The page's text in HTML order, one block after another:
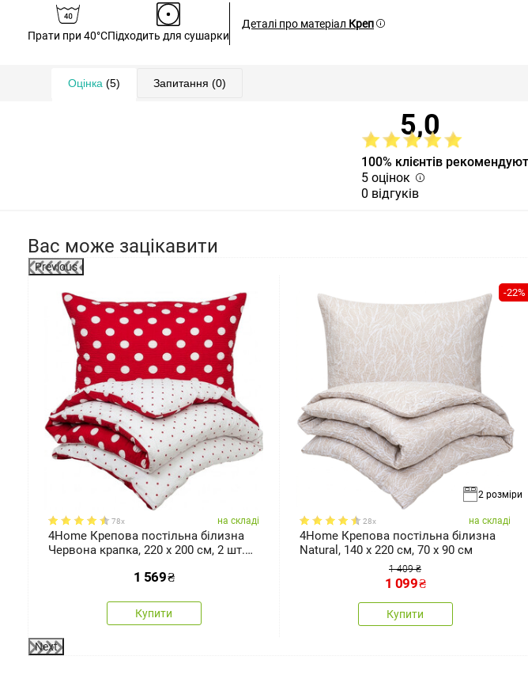
Прати при 40°CПідходить для сушарки
Деталі про матеріал Креп
Оцінка (5) Запитання (0)
5,0
100% клієнтів
5 оцінок
0 відгуків
Вас може зацікавити
Previous
78x на складі
4Home Крепова постільна білизна
Червона крапка, 220 x 200 см, 2 шт.
1 569₴
Купити
-22%
2 розміри
28x на складі
4Home Крепова постільна білизна
Natural, 140 x 220 см, 70 x 90 см
1 409 ₴
1 099₴
Купити
Next